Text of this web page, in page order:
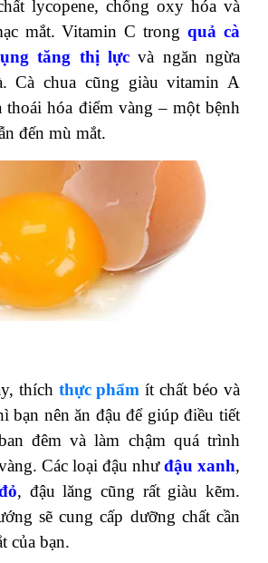
beta-caroten khi hấp thụ vào cơ
thành vitamin A tạo sắc tố võng
tốt hơn. Ngoài ra cà rốt giúp
gàvà hạn chế bệnh đục thủy
lycopene, chống oxy hóa và
mắt. Vitamin C trongquả cà
tăng thị lực và ngăn ngừa
Cà chua cũng giàu vitamin A
thoái hóa điểm vàng – một bệnh
đến mù mắt.